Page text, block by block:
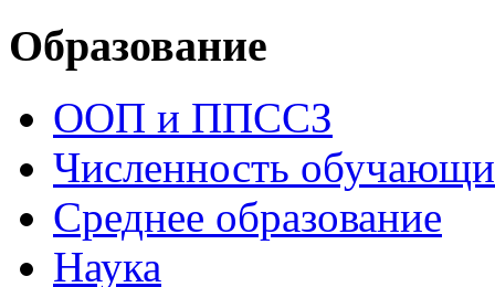
Образование
ООП и ППССЗ
Численность
Среднее образование
Наука